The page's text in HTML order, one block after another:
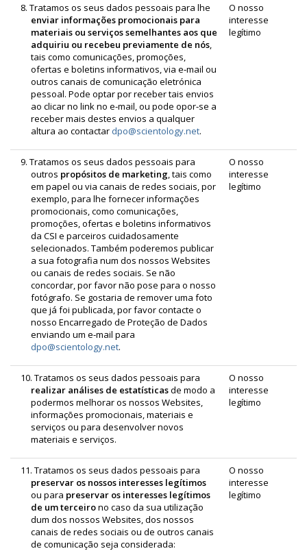
8. Tratamos os seus dados pessoais para lhe
enviar informações promocionais para
materiais ou serviços semelhantes aos que
adquiriu ou recebeu previamente de nós,
tais como comunicações, promoções,
ofertas e boletins informativos, via e‑mail ou
outros canais de comunicação eletrónica
pessoal. Pode optar por receber tais envios
ao clicar no link no e‑mail, ou pode opor‑se a
receber mais destes envios a qualquer
altura ao contactar dpo@scientology.net.
O nosso
interesse
legítimo
9. Tratamos os seus dados pessoais para
outros propósitos de marketing, tais como
em papel ou via canais de redes sociais, por
exemplo, para lhe fornecer informações
promocionais, como comunicações,
promoções, ofertas e boletins informativos
da CSI e parceiros cuidadosamente
selecionados. Também poderemos publicar
a sua fotografia num dos nossos Websites
ou canais de redes sociais. Se não
concordar, por favor não pose para o nosso
fotógrafo. Se gostaria de remover uma foto
que já foi publicada, por favor contacte o
nosso Encarregado de Proteção de Dados
enviando um e‑mail para
dpo@scientology.net.
O nosso
interesse
legítimo
10. Tratamos os seus dados pessoais para
realizar análises de estatísticasde modo a
podermos melhorar os nossos Websites,
informações promocionais, materiais e
serviços ou para desenvolver novos
materiais e serviços.
O nosso
interesse
legítimo
11. Tratamos os seus dados pessoais para
preservar os nossos interesses legítimos
ou para preservar os interesses legítimos
de um terceirono caso da sua utilização
dum dos nossos Websites, dos nossos
canais de redes sociais ou de outros canais
de comunicação seja considerada:
O nosso
interesse
legítimo